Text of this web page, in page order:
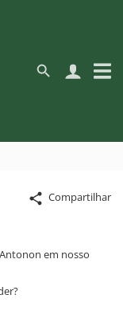
Compartilhar
em nosso